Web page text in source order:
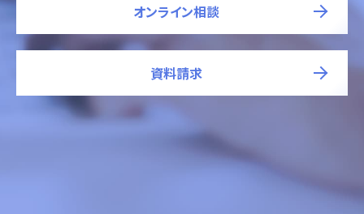
オンライン相談
資料請求